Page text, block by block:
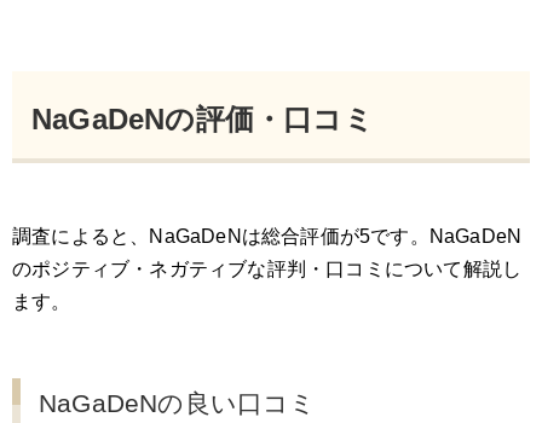
NaGaDeNの評価・口コミ
調査によると、NaGaDeNは総合評価が5です。NaGaDeN
のポジティブ・ネガティブな評判・口コミについて解説し
ます。
NaGaDeNの良い口コミ